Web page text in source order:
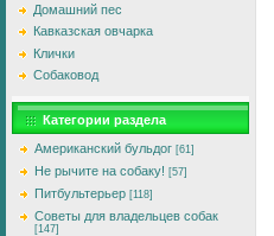
Домашний пес
Кавказская овчарка
Клички
Собаковод
Категории раздела
Американский бульдог [61]
Не рычите на собаку! [57]
Питбультерьер [118]
Советы для владельцев собак
[147]